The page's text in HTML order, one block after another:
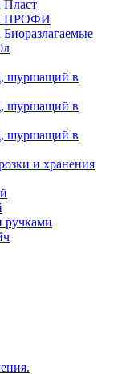
Пласт
ПРОФИ
шуршащий в
шуршащий в
шуршащий в
и хранения
ручками